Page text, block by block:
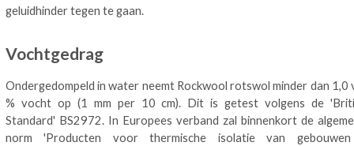
geluidhinder tegen te gaan.
Vochtgedrag
Ondergedompeld in water neemt Rockwool rotswol minder dan 1,0
% vocht op (1 mm per 10 cm). Dit is getest volgens de
Standard' BS2972. In Europees verband zal binnenkort de
norm 'Producten voor thermische isolatie van